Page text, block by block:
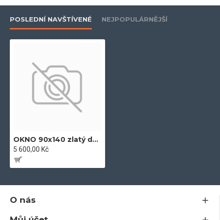
nadstandartní stabilitu
- zašikmené plochy pro optimální odtok vody a pěkný vzhled
- dvě celoobvodová dorazová těsnění
- záruka 5let
- plně rozvinutá technologická konstrukce v nejvyšších
technických parametrech
POSLEDNÍ NAVŠTÍVENÉ NEJPOPULÁRNĚJŠÍ
OKNO 90x140 zlatý dub
5 600,00 Kč
O nás